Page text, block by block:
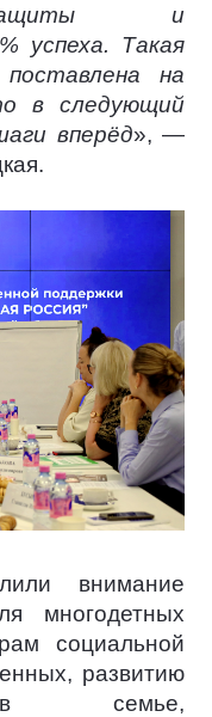
и
успеха. Такая
на
в следующий
вперёд», —
внимание
многодетных
социальной
развитию
в семье,